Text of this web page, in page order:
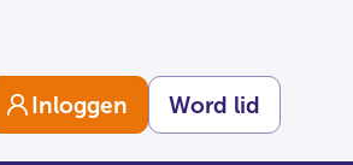
Inloggen Word lid